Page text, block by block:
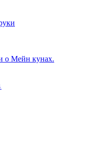
о Мейн кунах.